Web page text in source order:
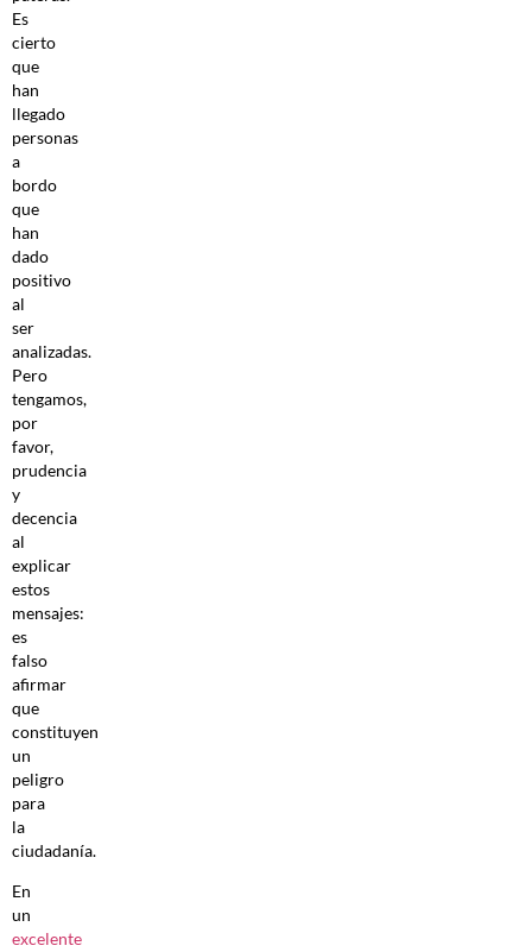
Es
cierto
que
han
llegado
personas
a
bordo
que
han
dado
positivo
al
ser
analizadas.
Pero
tengamos,
por
favor,
prudencia
y
decencia
al
explicar
estos
mensajes:
es
falso
afirmar
que
constituyen
un
peligro
para
la
ciudadanía.
En
un
excelente